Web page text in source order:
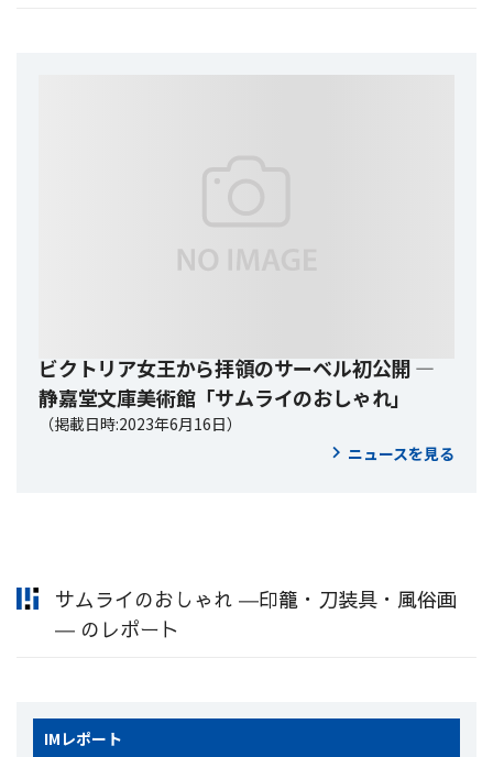
ビクトリア女王から拝領のサーベル初公開 ―
静嘉堂文庫美術館「サムライのおしゃれ」
（掲載日時:2023年6月16日）
ニュースを見る
サムライのおしゃれ ―印籠・刀装具・風俗画
― のレポート
IM レポート